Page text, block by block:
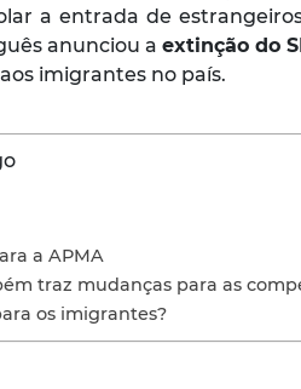
a entrada de
anunciou a extinção do
imigrantes no país.
a APMA
traz mudanças para as
os imigrantes?